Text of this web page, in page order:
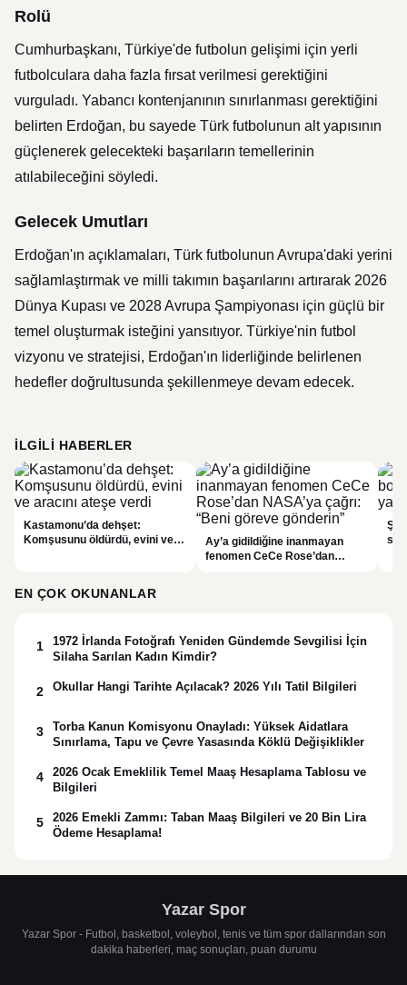
Rolü
Cumhurbaşkanı, Türkiye'de futbolun gelişimi için yerli
futbolculara daha fazla fırsat verilmesi gerektiğini
vurguladı. Yabancı kontenjanının sınırlanması gerektiğini
belirten Erdoğan, bu sayede Türk futbolunun alt yapısının
güçlenerek gelecekteki başarıların temellerinin
atılabileceğini söyledi.
Gelecek Umutları
Erdoğan'ın açıklamaları, Türk futbolunun Avrupa'daki yerini
sağlamlaştırmak ve milli takımın başarılarını artırarak 2026
Dünya Kupası ve 2028 Avrupa Şampiyonası için güçlü bir
temel oluşturmak isteğini yansıtıyor. Türkiye'nin futbol
vizyonu ve stratejisi, Erdoğan'ın liderliğinde belirlenen
hedefler doğrultusunda şekillenmeye devam edecek.
İLGILI HABERLER
Kastamonu’da dehşet:
Komşusunu öldürdü, evini ve
Ay’a gidildiğine inanmayan
fenomen CeCe Rose’dan
EN ÇOK OKUNANLAR
1
1972 İrlanda Fotoğrafı Yeniden Gündemde Sevgilisi İçin
Silaha Sarılan Kadın Kimdir?
2 Okullar Hangi Tarihte Açılacak? 2026 Yılı Tatil Bilgileri
3
Torba Kanun Komisyonu Onayladı: Yüksek Aidatlara
Sınırlama, Tapu ve Çevre Yasasında Köklü Değişiklikler
4
2026 Ocak Emeklilik Temel Maaş Hesaplama Tablosu ve
Bilgileri
5
2026 Emekli Zammı: Taban Maaş Bilgileri ve 20 Bin Lira
Ödeme Hesaplama!
Yazar Spor
Yazar Spor - Futbol, basketbol, voleybol, tenis ve tüm spor dallarından son
dakika haberleri, maç sonuçları, puan durumu